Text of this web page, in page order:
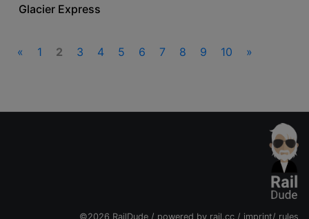
Glacier Express
« 1 2 3 4 5 6 7 8 9 10 »
©2026 RailDude / powered by rail.cc / imprint/ rules